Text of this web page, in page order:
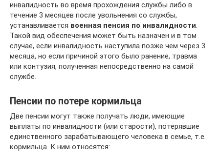
инвалидность во время прохождения службы либо в
течение 3 месяцев после увольнения со службы,
устанавливается военная пенсия по инвалидности.
Такой вид обеспечения может быть назначен и в том
случае, если инвалидность наступила позже чем через 3
месяца, но если причиной этого было ранение, травма
или контузия, полученная непосредственно на самой
службе.
Пенсии по потере кормильца
Две пенсии могут также получать люди, имеющие
выплаты по инвалидности (или старости), потерявшие
единственного зарабатывающего человека в семье, т.е.
кормильца. К ним относятся: